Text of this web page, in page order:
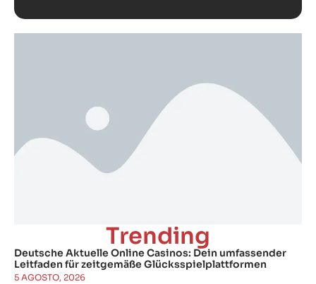
Trending
Deutsche Aktuelle Online Casinos: Dein umfassender
Leitfaden für zeitgemäße Glücksspielplattformen
5 AGOSTO, 2026